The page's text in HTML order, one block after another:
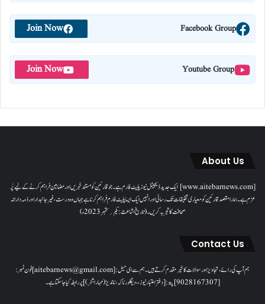
Facebook Group
Join Now
Youtube Group
Join Now
About Us
[www.aitebarnews.com] ایک جدید ڈیجیٹل نیوز پلیٹ فارم ہے۔ جو قارئین کو مستند خبریں اور مضامین فراہم کرنے کے لیے پُر
عزم ہے۔ ہمارا مقصدقارئین کو معیاری تخلیقات تک رسائی اور انہیں ایک ایسا پلیٹ فارم فراہم کرنا ہے جہاں وہ درست، غیر جانبدار اور ذمہ دارانہ
صحافت کا تجربہ کریں۔( تاریخ اشاعت : یکم؍ ستمبر 2023ء)
Contact Us
ہم آپ کی رائے، تجاویز اور سوالات کا خیرمقدم کرتے ہیں۔ ہم سےای میل: [aitebarnews@gmail.com]فون نمبر:
[9028167307]پتہ: [دفتر اعتبار نیوز، ، دیگلور ناکہ، ناندیڑ(مہاراشٹر) ] پر رابطہ کیا جاسکتا ہے۔